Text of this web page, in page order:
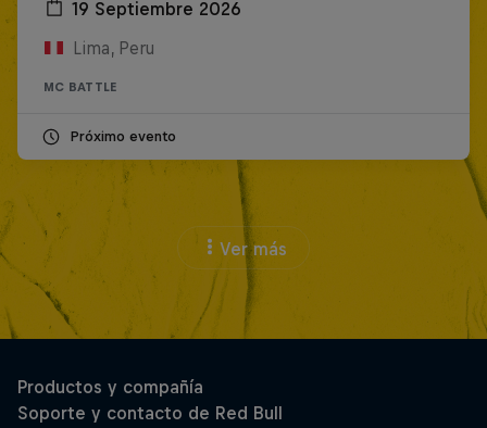
19 Septiembre 2026
Lima, Peru
MC BATTLE
Próximo evento
Ver más